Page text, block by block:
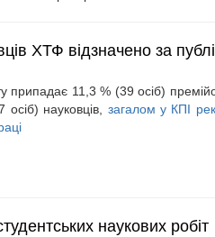
ХТФ відзначено за
припадає 11,3 % (39 осіб)
науковців, загалом у КПІ
наукових робіт